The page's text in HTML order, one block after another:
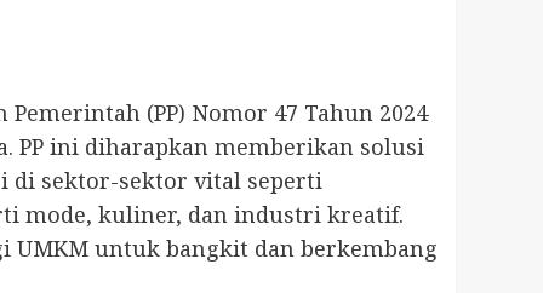
(PP) Nomor 47 Tahun 2024
PP ini diharapkan memberikan solusi
di sektor-sektor vital seperti
mode, kuliner, dan industri kreatif.
UMKM untuk bangkit dan berkembang